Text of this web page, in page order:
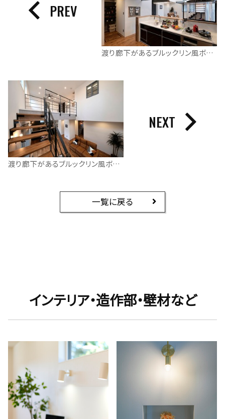
渡り廊下があるブルックリン風ボックスハウス
PREV
渡り廊下があるブルックリン風ボックスハウス
NEXT
一覧に戻る
インテリア・造作部・壁材など